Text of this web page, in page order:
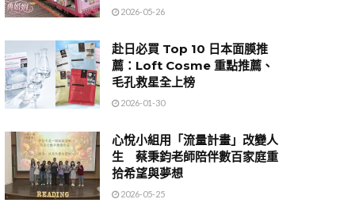
2026-05-26
赴日必買 Top 10 日本面膜推
薦：Loft Cosme 重點推薦、
毛孔救星全上榜
2026-01-30
心悅小組用「流量計畫」改變人
生 蔡秉鈞老師陪伴數百家庭重
拾希望與夢想
2026-05-25